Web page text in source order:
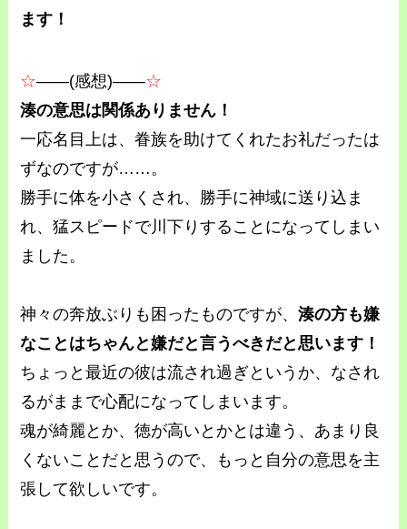
ます！
☆――(感想)――☆
湊の意思は関係ありません！
一応名目上は、眷族を助けてくれたお礼だったは
ずなのですが……。
勝手に体を小さくされ、勝手に神域に送り込ま
れ、猛スピードで川下りすることになってしまい
ました。
神々の奔放ぶりも困ったものですが、湊の方も嫌
なことはちゃんと嫌だと言うべきだと思います！
ちょっと最近の彼は流され過ぎというか、なされ
るがままで心配になってしまいます。
魂が綺麗とか、徳が高いとかとは違う、あまり良
くないことだと思うので、もっと自分の意思を主
張して欲しいです。